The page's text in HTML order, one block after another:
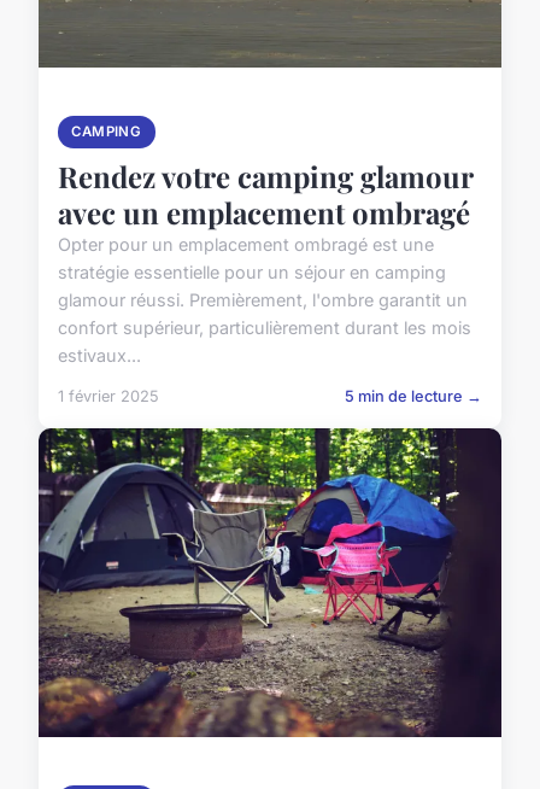
CAMPING
Rendez votre camping glamour
avec un emplacement ombragé
Opter pour un emplacement ombragé est une
stratégie essentielle pour un séjour en camping
glamour réussi. Premièrement, l'ombre garantit un
confort supérieur, particulièrement durant les mois
estivaux...
1 février 2025 5 min de lecture →